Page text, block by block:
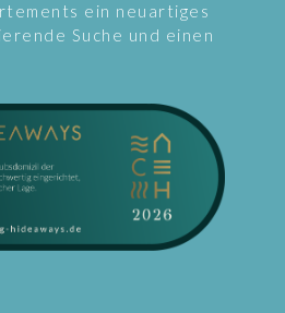
ein neuartiges
Suche und einen